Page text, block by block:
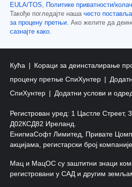
EULA/TOS, Политике приватности/
Такође погледајте наша често
за процену претњи. Ако желите да
сазнајте како.
Кућа Кораци за деинсталирање
процену претње СпиХунтер
СпиХунтер
Додатни услови и
Регистрован уред: 1 Цастле Стреет,
Д02КСД82 Иреланд.
ЕнигмаСофт Лимитед, Привате
акцијама, регистарски број
Мац и МацОС су заштитни знаци
регистровани у САД и другим